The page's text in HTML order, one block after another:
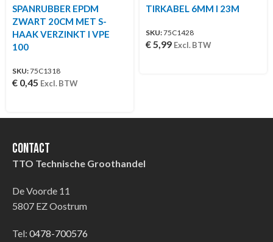
SPANRUBBER EPDM
ZWART 20CM MET S-
HAAK VERZINKT I VPE
100
SKU:75C1318
€ 0,45 Excl. BTW
TIRKABEL 6MM I 23M
SKU:75C1428
€ 5,99 Excl. BTW
Contact
TTO Technische Groothandel
De Voorde 11
5807 EZ Oostrum
Tel: 0478-700576